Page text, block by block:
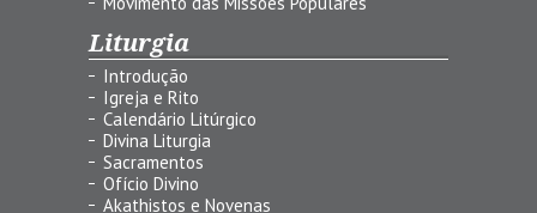
Liturgia
Introdução
Igreja e Rito
Calendário Litúrgico
Divina Liturgia
Sacramentos
Ofício Divino
Akathistos e Novenas